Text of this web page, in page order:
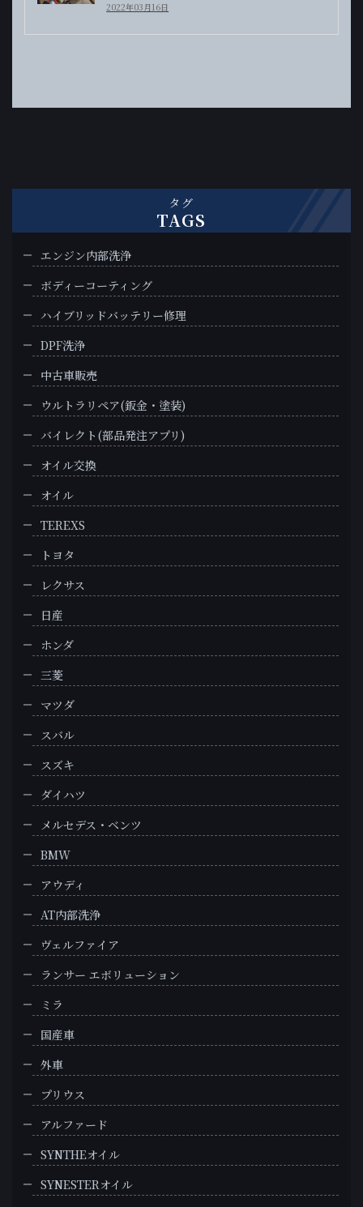
2022年03月16日
タグ
TAGS
エンジン内部洗浄
ボディーコーティング
ハイブリッドバッテリー修理
DPF洗浄
中古車販売
ウルトラリペア(鈑金・塗装)
バイレクト(部品発注アプリ)
オイル交換
オイル
TEREXS
トヨタ
レクサス
日産
ホンダ
三菱
マツダ
スバル
スズキ
ダイハツ
メルセデス・ベンツ
BMW
アウディ
AT内部洗浄
ヴェルファイア
ランサー エボリューション
ミラ
国産車
外車
プリウス
アルファード
SYNTHEオイル
SYNESTERオイル